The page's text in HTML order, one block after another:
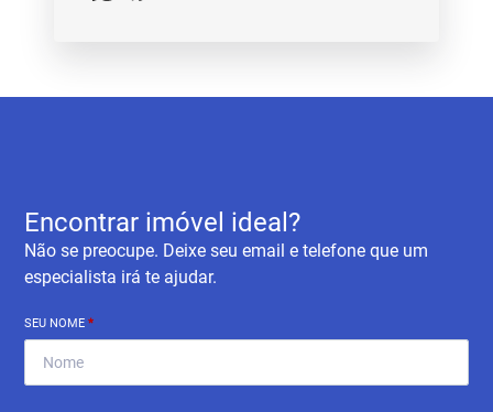
Encontrar imóvel ideal?
Não se preocupe. Deixe seu email e telefone que um
especialista irá te ajudar.
SEU NOME*